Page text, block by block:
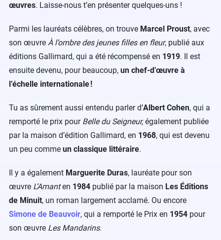
œuvres. Laisse-nous t’en présenter quelques-uns !
Parmi les lauréats célèbres, on trouve Marcel Proust, avec
son œuvre À l’ombre des jeunes filles en fleur, publié aux
éditions Gallimard, qui a été récompensé en 1919. Il est
ensuite devenu, pour beaucoup, un chef-d’œuvre à
l’échelle internationale !
Tu as sûrement aussi entendu parler d’Albert Cohen, qui a
remporté le prix pour Belle du Seigneur,également publiée
par la maison d’édition Gallimard, en 1968, qui est devenu
un peu comme un classique littéraire.
Il y a également Marguerite Duras, lauréate pour son
œuvre L’Amanten 1984 publié par la maison Les Éditions
de Minuit, un roman largement acclamé. Ou encore
Simone de Beauvoir, qui a remporté le Prix en 1954 pour
son œuvre Les Mandarins.